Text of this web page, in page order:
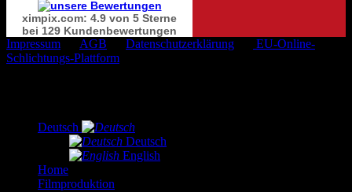
ximpix.com: 4.9 von 5 Sterne
bei 129 Kundenbewertungen
Impressum AGB Datenschutzerklärung
EU-Online-
Schlichtungs-Plattform
Deutsch
Deutsch
English
Home
Filmproduktion